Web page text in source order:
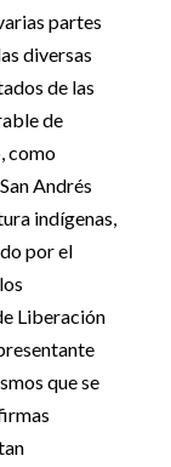
partes
diversas
de las
de
como
Andrés
indígenas,
por el
Liberación
que se